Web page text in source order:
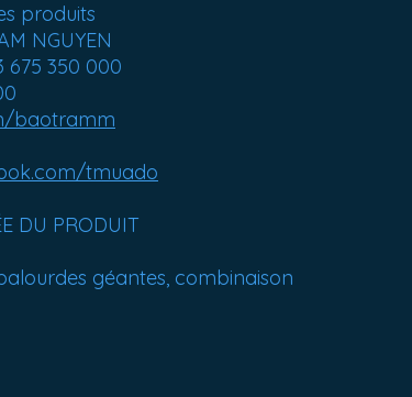
produits
NGUYEN
675 350 000
baotramm
tmuado
DU PRODUIT
géantes, combinaison